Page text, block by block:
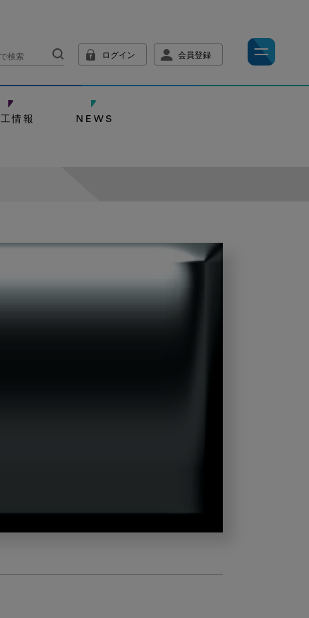
ログイン 会員登録
情報 NEWS